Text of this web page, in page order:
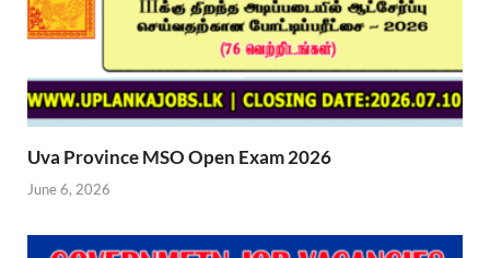
Uva Province MSO Open Exam 2026
June 6, 2026